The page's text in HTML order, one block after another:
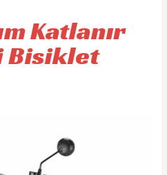
Katlanır
Bisiklet